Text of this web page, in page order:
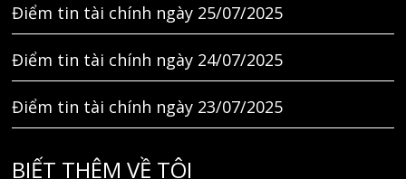
Điểm tin tài chính ngày 25/07/2025
Điểm tin tài chính ngày 24/07/2025
Điểm tin tài chính ngày 23/07/2025
BIẾT THÊM VỀ TÔI